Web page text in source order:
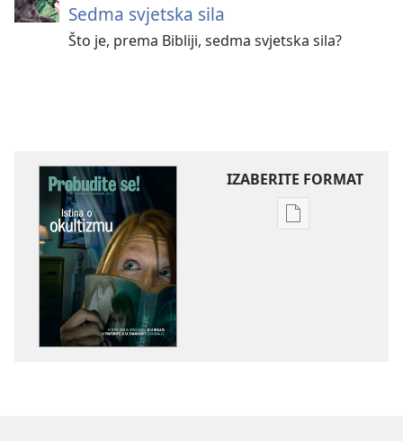
Sedma svjetska sila
Što je, prema Bibliji, sedma svjetska sila?
IZABERITE FORMAT
Postavke